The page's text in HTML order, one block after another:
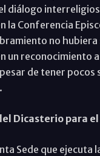
diálogo
la Conferencia
no hubiera
reconocimiento
de tener
Dicasterio para
Sede que